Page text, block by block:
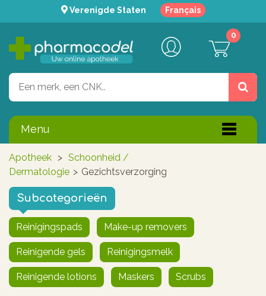
Verenigde Staten Français
0
Menu
Apotheek > Schoonheid /
Dermatologie > Gezichtsverzorging
Subcategorieën
Reinigingspads Make-up removers
Reinigende gels Reinigingsmelk
Reinigende lotions Maskers Scrubs